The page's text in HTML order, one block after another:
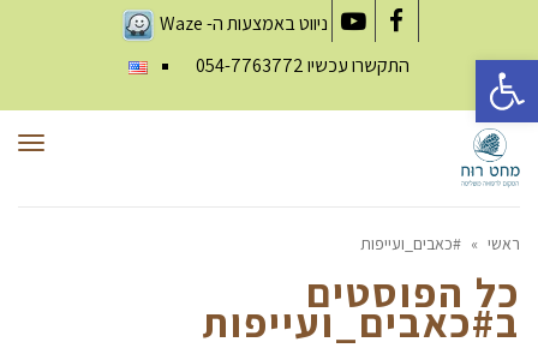
Facebook
YouTube
ניווט באמצעות ה-Waze
התקשרו עכשיו054-7763772
ראשי » #כאבים_ועייפות
כל הפוסטים
ב#כאבים_ועייפות
פתח סרגל נגישות